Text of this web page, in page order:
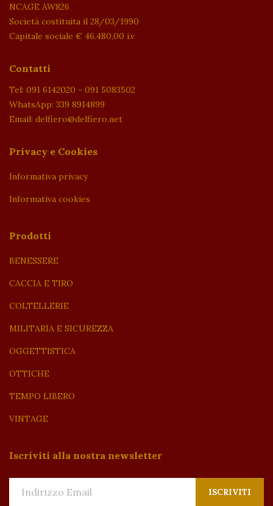
NCAGE AW826
Società costituita il 28/03/1990
Capitale sociale € 46.480,00 i.v
Contatti
Tel: 091 6142020 - 091 5083502
WhatsApp: 339 8914899
Email: delfiero@delfiero.net
Privacy e Cookies
Informativa privacy
Informativa cookies
Prodotti
BENESSERE
CACCIA E TIRO
COLTELLERIE
MILITARIA E SICUREZZA
OGGETTISTICA
OTTICHE
TEMPO LIBERO
VINTAGE
Iscriviti alla nostra newsletter
ISCRIVITI